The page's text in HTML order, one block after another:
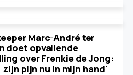
Marc-André ter
doet opvallende
over Frenkie de Jong:
zijn pijn nu in mijn hand'